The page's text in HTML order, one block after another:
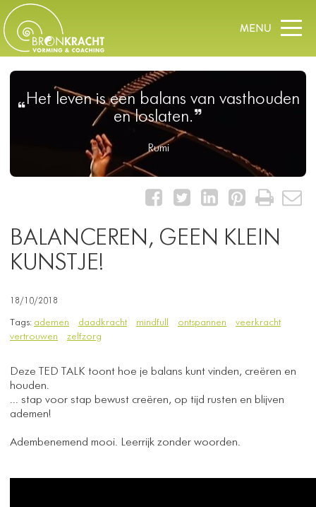
Het leven is een balans van vasthouden
en loslaten.
Rumi
BALANCEREN, GEEN KLEIN
KUNSTJE!
18/10/2018
Tags: ademen daadkracht mindfull ontspannen
veerkracht
vertrouwen
zelfzorg
Deze TED TALK toont hoe je balans kunt vinden, creëren en
houden.
... stap voor stap bewust creëren, op tijd rusten en blijven
ademen!
Adembenemend mooi. Leerrijk zonder woorden.